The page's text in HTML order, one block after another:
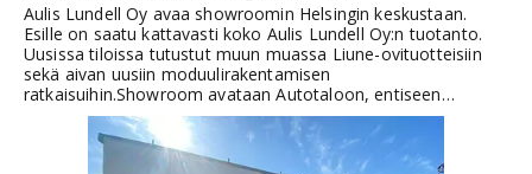
Aulis Lundell Oy avaa showroomin Helsingin keskustaan.
Esille on saatu kattavasti koko Aulis Lundell Oy:n tuotanto.
Uusissa tiloissa tutustut muun muassa Liune-ovituotteisiin
sekä aivan uusiin moduulirakentamisen
ratkaisuihin.Showroom avataan Autotaloon, entiseen
Rakennustiedon tilaan Runeberginkatu 5:ssä. Showroom on
auki maanantaista perjantaihin ja halutessasi voit sopia myös
henkilökohtaisen tapaamisen.